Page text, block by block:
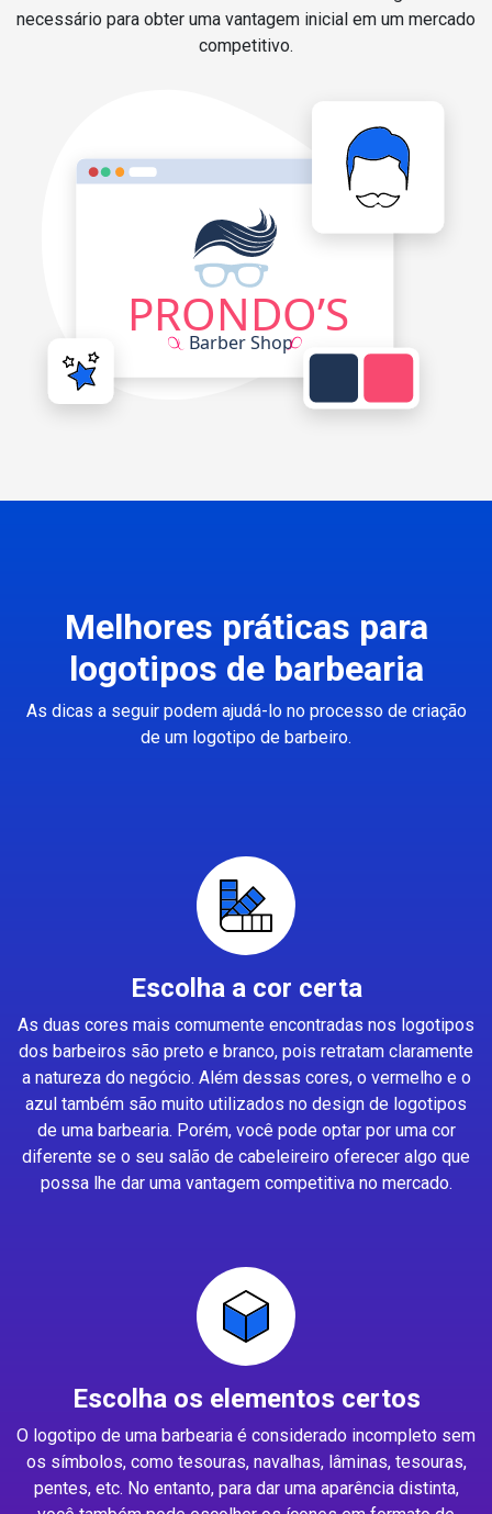
necessário para obter uma vantagem inicial em um mercado
competitivo.
Melhores práticas para
logotipos de barbearia
As dicas a seguir podem ajudá-lo no processo de criação
de um logotipo de barbeiro.
Escolha a cor certa
As duas cores mais comumente encontradas nos logotipos
dos barbeiros são preto e branco, pois retratam claramente
a natureza do negócio. Além dessas cores, o vermelho e o
azul também são muito utilizados no design de logotipos
de uma barbearia. Porém, você pode optar por uma cor
diferente se o seu salão de cabeleireiro oferecer algo que
possa lhe dar uma vantagem competitiva no mercado.
Escolha os elementos certos
O logotipo de uma barbearia é considerado incompleto sem
os símbolos, como tesouras, navalhas, lâminas, tesouras,
pentes, etc. No entanto, para dar uma aparência distinta,